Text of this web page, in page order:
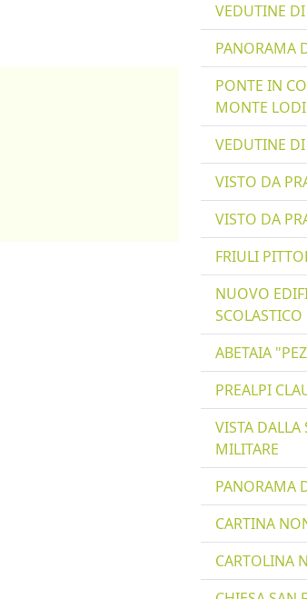
VEDUTINE
PANORAMA
PONTE IN
MONTE
VEDUTINE
VISTO DA
VISTO DA
FRIULI
NUOVO
SCOLASTICO
ABETAIA
PREALPI
VISTA DALLA
MILITARE
PANORAMA
CARTINA
CARTOLINA